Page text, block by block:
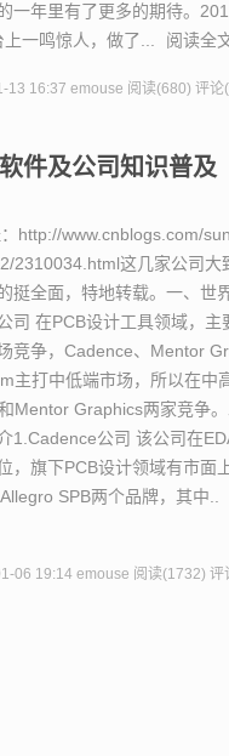
一年里有了更多的期待。
一鸣惊人，做了...
阅读全
13 16:37 emouse 阅读(680) 评论
件及公司知识普及
http://www.cnblogs.com/
2310034.html这几家公司大
挺全面，特地转载。一、世
司 在PCB设计工具领域，主
竞争，Cadence、Mentor
主打中低端市场，所以在中
Mentor Graphics两家竞争。
1.Cadence公司 该公司在
，旗下PCB设计领域有市面
SPB两个品牌，其中..
06 19:14 emouse 阅读(1732) 评